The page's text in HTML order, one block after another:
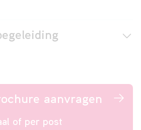
aanvragen
of per post